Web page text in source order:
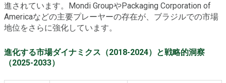
進されています。Mondi GroupやPackaging Corporation of
Americaなどの主要プレーヤーの存在が、ブラジルでの市場
地位をさらに強化しています。
進化する市場ダイナミクス（2018-2024）と戦略的洞察
（2025-2033）